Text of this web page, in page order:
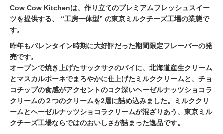
Cow Cow Kitchenは、作り立てのプレミアムフレッシュスイー
ツを提供する、 “工房一体型” の東京ミルクチーズ工場の業態で
す。
昨年もバレンタイン時期に大好評だった期間限定フレーバーの発
売です。
オーブンで焼き上げたサックサクのパイに、北海道産生クリーム
とマスカルポーネでまろやかに仕上げたミルククリームと、チョ
コチップの食感がアクセントのコク深いヘーゼルナッツショコラ
クリームの２つのクリームを2層に詰め込みました。ミルククリ
ームとヘーゼルナッツショコラクリームが混ざりあう、東京ミル
クチーズ工場ならではのおいしさが詰まった逸品です。